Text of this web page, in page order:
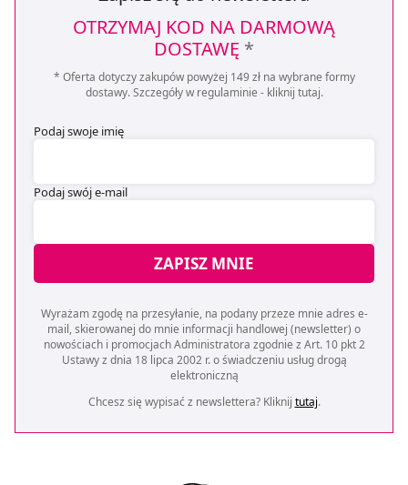
OTRZYMAJ KOD NA DARMOWĄ
DOSTAWĘ *
* Oferta dotyczy zakupów powyżej 149 zł na wybrane formy
dostawy. Szczegóły w regulaminie - kliknij tutaj.
Podaj swoje imię
Podaj swój e-mail
ZAPISZ MNIE
Wyrażam zgodę na przesyłanie, na podany przeze mnie adres e-
mail, skierowanej do mnie informacji handlowej (newsletter) o
nowościach i promocjach Administratora zgodnie z Art. 10 pkt 2
Ustawy z dnia 18 lipca 2002 r. o świadczeniu usług drogą
elektroniczną
Chcesz się wypisać z newslettera? Kliknij tutaj.